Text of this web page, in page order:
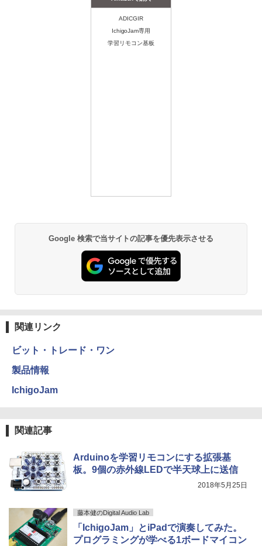
ADICGIR
IchigoJam専用
学習リモコン基板
Google 検索で当サイトの記事を優先表示させる
関連リンク
ビット・トレード・ワン
製品情報
IchigoJam
関連記事
Arduinoを学習リモコンにする拡張基
板。9個の赤外線LEDで半天球上に送信
2018年5月25日
藤本健のDigital Audio Lab
「IchigoJam」とiPadで演奏してみた。
プログラミングが学べる1ボードマイコン